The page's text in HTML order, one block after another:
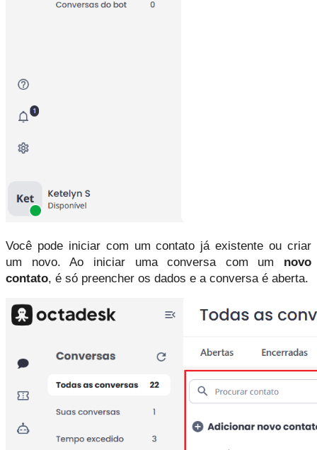
Você pode iniciar com um contato já existente ou criar
um novo. Ao iniciar uma conversa com um novo
contato, é só preencher os dados e a conversa é aberta.